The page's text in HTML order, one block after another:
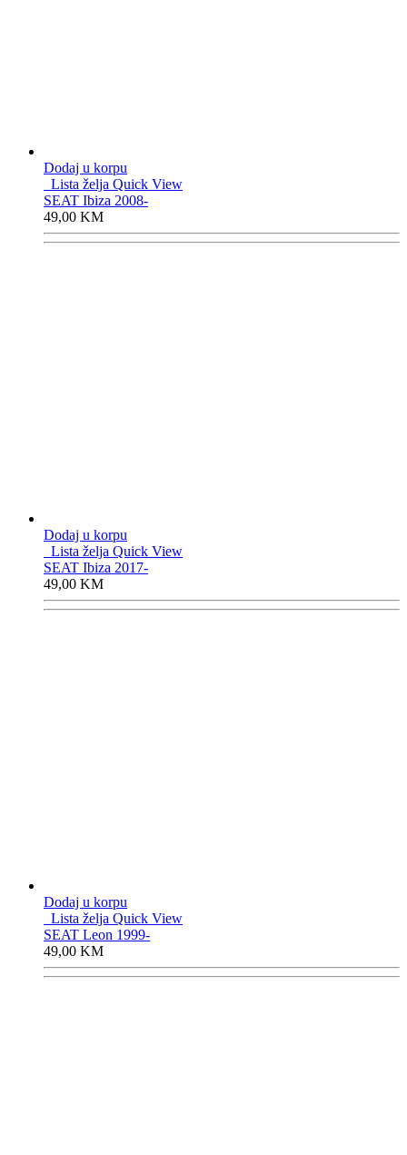
Dodaj u korpu
Lista želja Quick View
SEAT Ibiza 2008-
49,00 KM
Dodaj u korpu
Lista želja Quick View
SEAT Ibiza 2017-
49,00 KM
Dodaj u korpu
Lista želja Quick View
SEAT Leon 1999-
49,00 KM